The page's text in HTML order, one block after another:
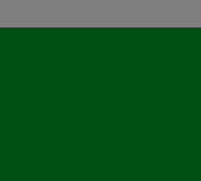
webbplats, öppnas i nytt